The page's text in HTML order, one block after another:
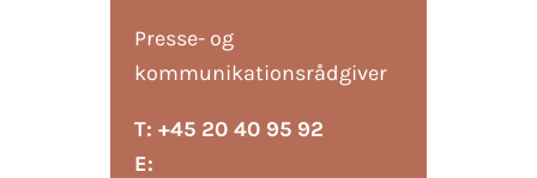
Presse- og
kommunikationsrådgiver
T: +45 20 40 95 92
E: